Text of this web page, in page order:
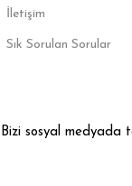
İletişim
Sık Sorulan Sorular
Bizi sosyal medyada